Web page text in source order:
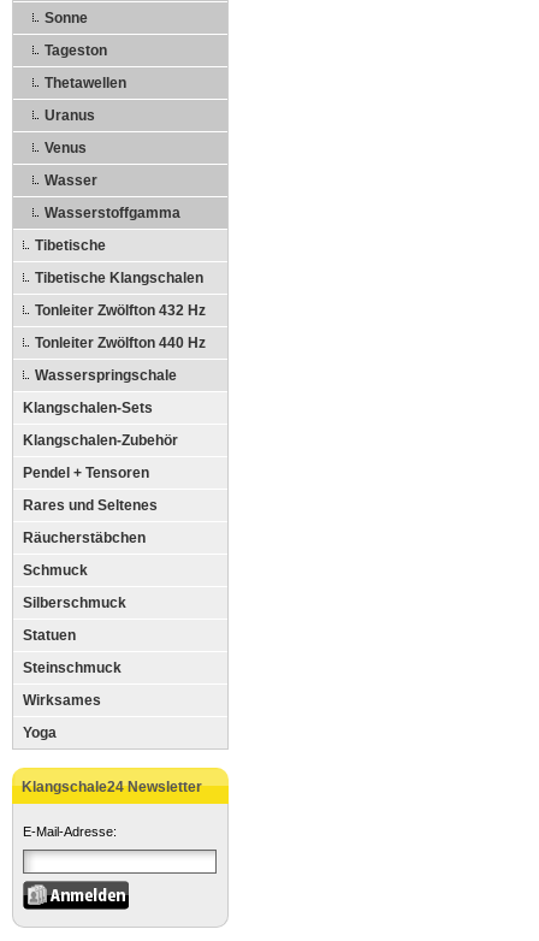
Sonne
Tageston
Thetawellen
Uranus
Venus
Wasser
Wasserstoffgamma
Tibetische
Tibetische Klangschalen
Tonleiter Zwölfton 432 Hz
Tonleiter Zwölfton 440 Hz
Wasserspringschale
Klangschalen-Sets
Klangschalen-Zubehör
Pendel + Tensoren
Rares und Seltenes
Räucherstäbchen
Schmuck
Silberschmuck
Statuen
Steinschmuck
Wirksames
Yoga
Klangschale24 Newsletter
E-Mail-Adresse: